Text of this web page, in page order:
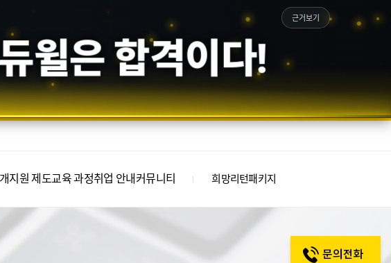
윌은 합격이다!
근거보기
지원 제도교육 과정취업 안내 커뮤니티 희망리턴패키지